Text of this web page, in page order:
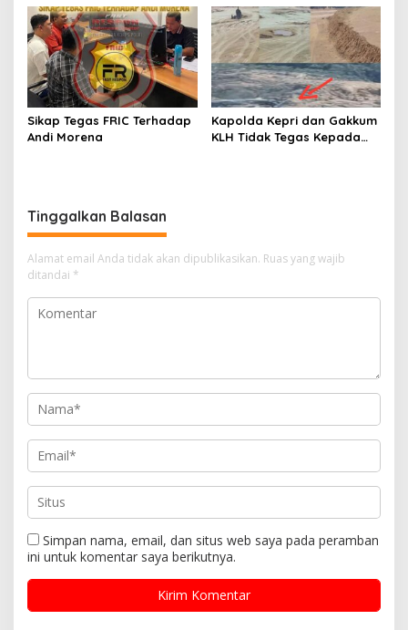
Penambangan Ilegal di
Desa Bencah Kelubi
“Main Mata” Kroni Eks-
Jampidsus
Sikap Tegas FRIC Terhadap
Andi Morena
Kapolda Kepri dan Gakkum
KLH Tidak Tegas Kepada
Tinggalkan Balasan
Alamat email Anda tidak akan dipublikasikan. Ruas yang wajib
ditandai *
Simpan nama, email, dan situs web saya pada peramban
ini untuk komentar saya berikutnya.